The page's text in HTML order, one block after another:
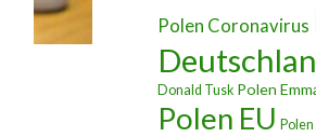
Polen Coronavirus
Donald Tusk Polen
Polen EU